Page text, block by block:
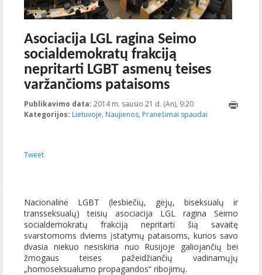
Asociacija LGL ragina Seimo
socialdemokratų frakciją
nepritarti LGBT asmenų teises
varžančioms pataisoms
Publikavimo data: 2014 m. sausio 21 d. (An), 9:20
04T10:00:08+00:00
Kategorijos: Lietuvoje, Naujienos, Pranešimai spaudai
Tweet
Nacionalinė LGBT (lesbiečių, gėjų, biseksualų ir
transseksualų) teisių asociacija LGL ragina Seimo
socialdemokratų frakciją nepritarti šią savaitę
svarstomoms dviems įstatymų pataisoms, kurios savo
dvasia niekuo nesiskiria nuo Rusijoje galiojančių bei
žmogaus teises pažeidžiančių vadinamųjų
„homoseksualumo propagandos“ ribojimų.